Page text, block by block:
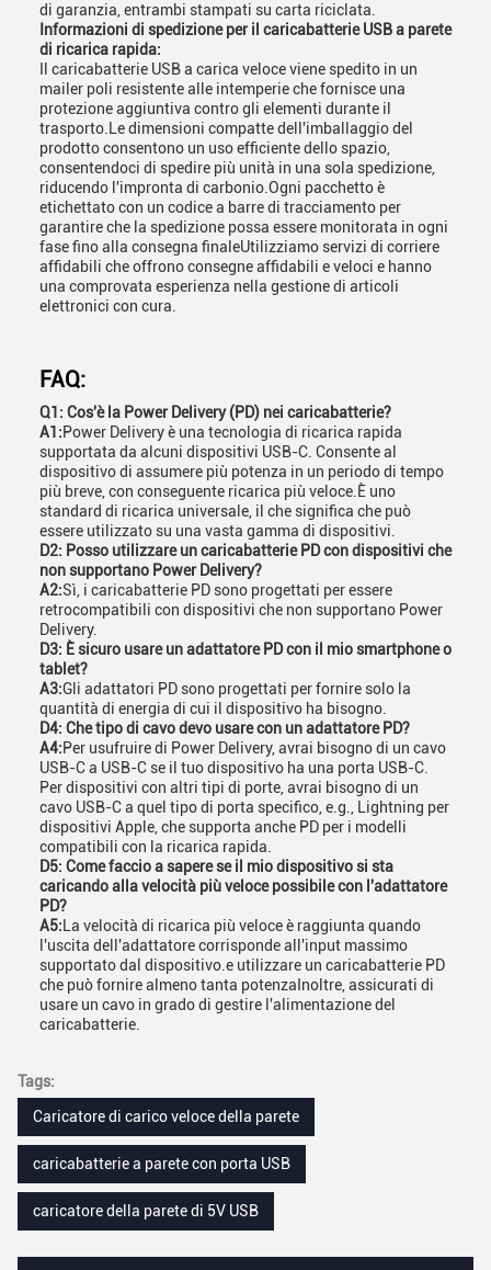
di garanzia, entrambi stampati su carta riciclata.
Informazioni di spedizione per il caricabatterie USB a parete
di ricarica rapida:
Il caricabatterie USB a carica veloce viene spedito in un
mailer poli resistente alle intemperie che fornisce una
protezione aggiuntiva contro gli elementi durante il
trasporto.Le dimensioni compatte dell'imballaggio del
prodotto consentono un uso efficiente dello spazio,
consentendoci di spedire più unità in una sola spedizione,
riducendo l'impronta di carbonio.Ogni pacchetto è
etichettato con un codice a barre di tracciamento per
garantire che la spedizione possa essere monitorata in ogni
fase fino alla consegna finaleUtilizziamo servizi di corriere
affidabili che offrono consegne affidabili e veloci e hanno
una comprovata esperienza nella gestione di articoli
elettronici con cura.
FAQ:
Q1: Cos'è la Power Delivery (PD) nei caricabatterie?
A1:Power Delivery è una tecnologia di ricarica rapida
supportata da alcuni dispositivi USB-C. Consente al
dispositivo di assumere più potenza in un periodo di tempo
più breve, con conseguente ricarica più veloce.È uno
standard di ricarica universale, il che significa che può
essere utilizzato su una vasta gamma di dispositivi.
D2: Posso utilizzare un caricabatterie PD con dispositivi che
non supportano Power Delivery?
A2:Sì, i caricabatterie PD sono progettati per essere
retrocompatibili con dispositivi che non supportano Power
Delivery.
D3: È sicuro usare un adattatore PD con il mio smartphone o
tablet?
A3:Gli adattatori PD sono progettati per fornire solo la
quantità di energia di cui il dispositivo ha bisogno.
D4: Che tipo di cavo devo usare con un adattatore PD?
A4:Per usufruire di Power Delivery, avrai bisogno di un cavo
USB-C a USB-C se il tuo dispositivo ha una porta USB-C.
Per dispositivi con altri tipi di porte, avrai bisogno di un
cavo USB-C a quel tipo di porta specifico, e.g., Lightning per
dispositivi Apple, che supporta anche PD per i modelli
compatibili con la ricarica rapida.
D5: Come faccio a sapere se il mio dispositivo si sta
caricando alla velocità più veloce possibile con l'adattatore
PD?
A5: La velocità di ricarica più veloce è raggiunta quando
l'uscita dell'adattatore corrisponde all'input massimo
supportato dal dispositivo.e utilizzare un caricabatterie PD
che può fornire almeno tanta potenzaInoltre, assicurati di
usare un cavo in grado di gestire l'alimentazione del
caricabatterie.
Tags:
Caricatore di carico veloce della parete
caricabatterie a parete con porta USB
caricatore della parete di 5V USB